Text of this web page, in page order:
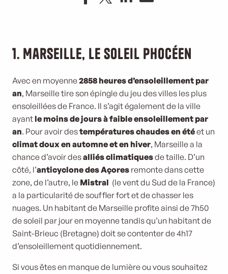
1. Marseille, le soleil phocéen
Avec en moyenne2858 heures d’ensoleillement par
an, Marseille tire son épingle du jeu des villes les plus
ensoleillées de France. Il s’agit également de la ville
ayant le moins de jours à faible ensoleillement par
an. Pour avoir destempératures chaudes en étéet un
climat doux en automne et en hiver, Marseille a la
chance d’avoir desalliés climatiquesde taille. D’un
côté, l’anticyclone des Açores remonte dans cette
zone, de l’autre, le Mistral (le vent du Sud de la France)
a la particularité de souffler fort et de chasser les
nuages. Un habitant de Marseille profite ainsi de 7h50
de soleil par jour en moyenne tandis qu’un habitant de
Saint-Brieuc (Bretagne) doit se contenter de 4h17
d’ensoleillement quotidiennement.
Si vous êtes en manque de lumière ou vous souhaitez